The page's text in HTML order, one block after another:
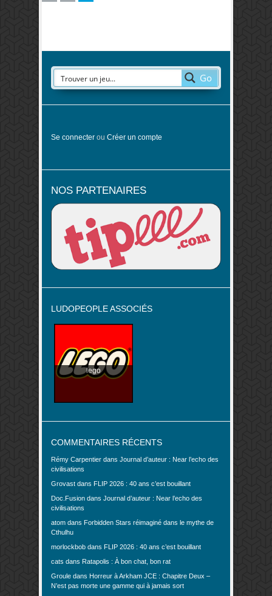
Go
Se connecter ou Créer un compte
NOS PARTENAIRES
LUDOPEOPLE ASSOCIÉS
lego
COMMENTAIRES RÉCENTS
Rémy Carpentier dans Journal d’auteur : Near l’echo des
civilisations
Grovast dans FLIP 2026 : 40 ans c’est bouillant
Doc.Fusion dans Journal d’auteur : Near l’echo des
civilisations
atom dans Forbidden Stars réimaginé dans le mythe de
Cthulhu
morlockbob dans FLIP 2026 : 40 ans c’est bouillant
cats dans Ratapolis : À bon chat, bon rat
Groule dans Horreur à Arkham JCE : Chapitre Deux –
N’est pas morte une gamme qui à jamais sort